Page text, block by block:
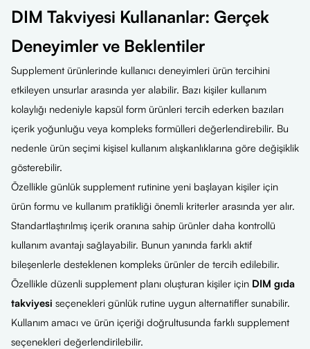
DIM Takviyesi Kullananlar: Gerçek
Deneyimler ve Beklentiler
Supplement ürünlerinde kullanıcı deneyimleri ürün tercihini
etkileyen unsurlar arasında yer alabilir. Bazı kişiler kullanım
kolaylığı nedeniyle kapsül form ürünleri tercih ederken bazıları
içerik yoğunluğu veya kompleks formülleri değerlendirebilir. Bu
nedenle ürün seçimi kişisel kullanım alışkanlıklarına göre değişiklik
gösterebilir.
Özellikle günlük supplement rutinine yeni başlayan kişiler için
ürün formu ve kullanım pratikliği önemli kriterler arasında yer alır.
Standartlaştırılmış içerik oranına sahip ürünler daha kontrollü
kullanım avantajı sağlayabilir. Bunun yanında farklı aktif
bileşenlerle desteklenen kompleks ürünler de tercih edilebilir.
Özellikle düzenli supplement planı oluşturan kişiler için DIM gıda
takviyesi seçenekleri günlük rutine uygun alternatifler sunabilir.
Kullanım amacı ve ürün içeriği doğrultusunda farklı supplement
seçenekleri değerlendirilebilir.